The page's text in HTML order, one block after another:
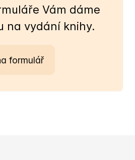
Vám dáme
na vydání knihy.
formulář